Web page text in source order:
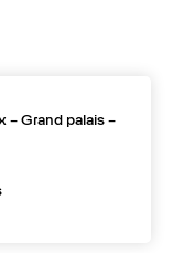
– Grand palais –